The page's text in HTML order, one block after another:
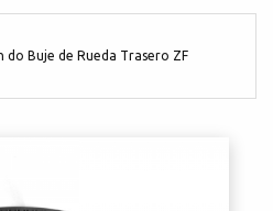
do Buje de Rueda Trasero ZF